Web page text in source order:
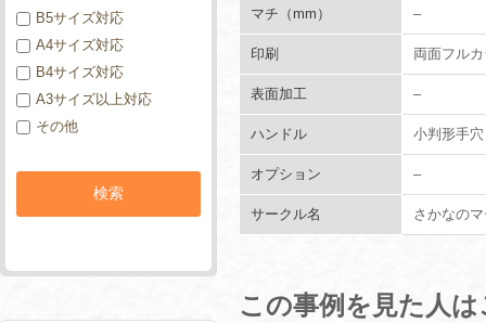
マチ（mm） –
印刷 両面フル
表面加工 –
ハンドル 小判形手穴
オプション –
サークル名 さかなの
この事例を見た人
B5サイズ対応
A4サイズ対応
B4サイズ対応
A3サイズ以上対応
その他